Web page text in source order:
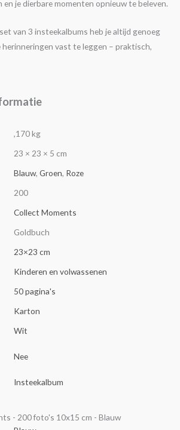
en je dierbare momenten opnieuw te beleven.
van 3 insteekalbums heb je altijd genoeg
vast te leggen – praktisch,
,170 kg
23 × 23 × 5 cm
Blauw, Groen, Roze
200
Collect Moments
Goldbuch
23×23 cm
Kinderen en volwassenen
50 pagina's
Karton
Wit
Nee
Insteekalbum
- 200 foto's 10x15 cm - Blauw